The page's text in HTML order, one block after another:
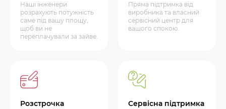
Наші інженери
розрахують потужність
саме під вашу площу,
щоб ви не
переплачували за зайве.
Пряма підтримка від
виробника та власний
сервісний центр для
вашого спокою.
Розстрочка Сервісна підтримка